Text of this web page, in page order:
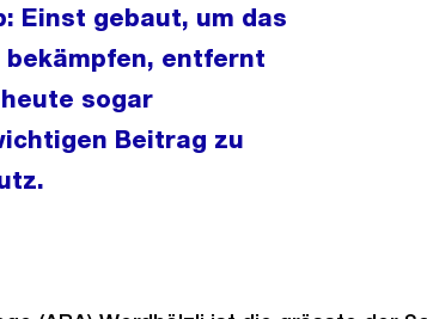
Einst gebaut, um das
bekämpfen, entfernt
sogar
Beitrag zu